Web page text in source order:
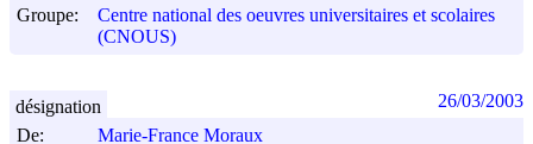
Groupe:
Centre national des oeuvres universitaires et scolaires
(CNOUS)
De:
Marie-France Moraux
désignation 26/03/2003